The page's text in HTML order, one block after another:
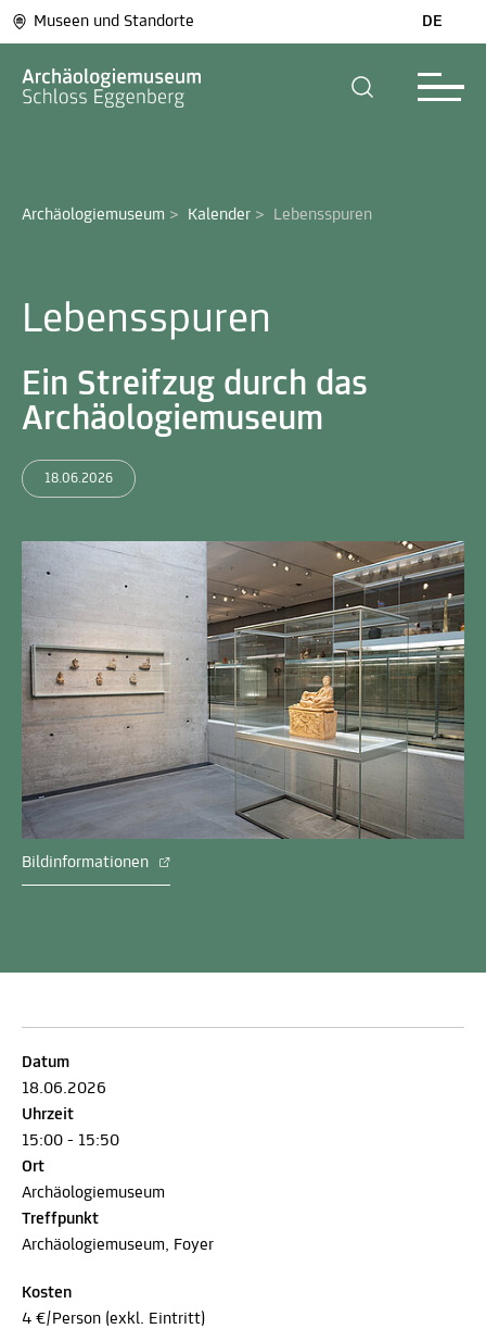
Museen und Standorte DE
Archäologiemuseum > Kalender > Lebensspuren
Lebensspuren
Ein Streifzug durch das
Archäologiemuseum
18.06.2026
Bildinformationen
Datum
18.06.2026
Uhrzeit
15:00 - 15:50
Ort
Archäologiemuseum
Treffpunkt
Archäologiemuseum, Foyer
Kosten
4 €/Person (exkl. Eintritt)